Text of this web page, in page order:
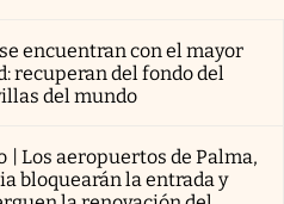
encuentran con el mayor
recuperan del fondo del
del mundo
| Los aeropuertos de Palma,
bloquearán la entrada y